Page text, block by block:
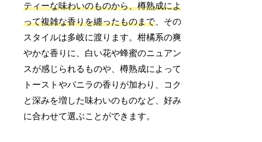
ティーな味わいのものから、樽熟成によ
って複雑な香りを纏ったものまで 、その
スタイルは多岐に渡ります。柑橘系の爽
やかな香りに、白い花や蜂蜜のニュアン
スが感じられるものや、樽熟成によって
トーストやバニラの香りが加わり、コク
と深みを増した味わいのものなど、好み
に合わせて選ぶことができます。